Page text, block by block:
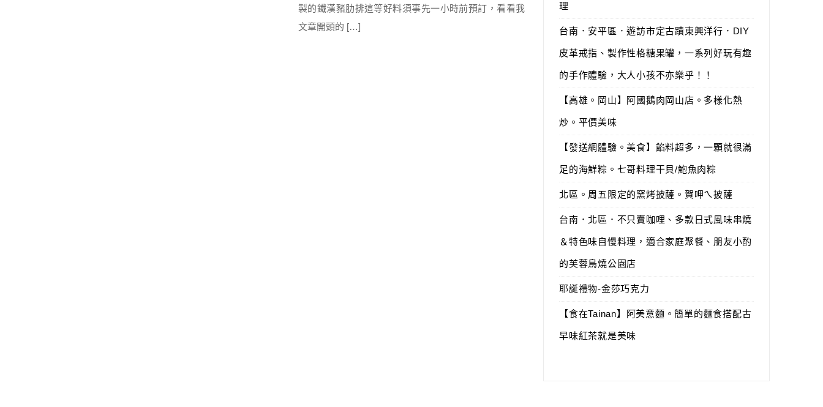
製的鐵漢豬肋排這等好料須事先一小時前預訂，看看我
文章開頭的 […]
理
台南．安平區．遊訪市定古蹟東興洋行．DIY
皮革戒指、製作性格糖果罐，一系列好玩有趣
的手作體驗，大人小孩不亦樂乎！！
【高雄。岡山】阿國鵝肉岡山店。多樣化熱
炒。平價美味
【發送網體驗。美食】餡料超多，一顆就很滿
足的海鮮粽。七哥料理干貝/鮑魚肉粽
北區。周五限定的窯烤披薩。賀呷ㄟ披薩
台南．北區．不只賣咖哩、多款日式風味串燒
＆特色味自慢料理，適合家庭聚餐、朋友小酌
的芙蓉鳥燒公園店
耶誕禮物-金莎巧克力
【食在Tainan】阿美意麵。簡單的麵食搭配古
早味紅茶就是美味